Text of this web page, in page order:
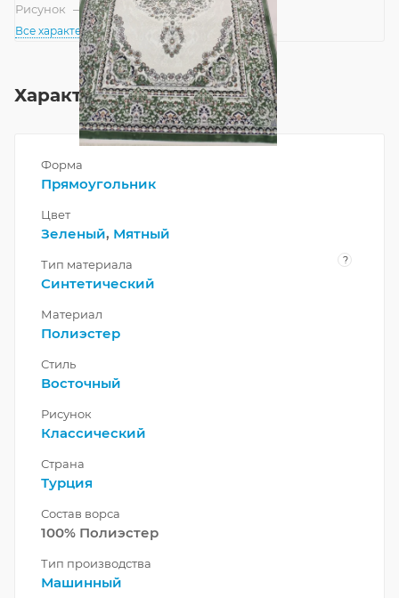
Рисунок — Классический
Все характеристики
Характеристики
Форма
Прямоугольник
Цвет
Зеленый, Мятный
Тип материала ?
Синтетический
Материал
Полиэстер
Стиль
Восточный
Рисунок
Классический
Страна
Турция
Состав ворса
100% Полиэстер
Тип производства
Машинный